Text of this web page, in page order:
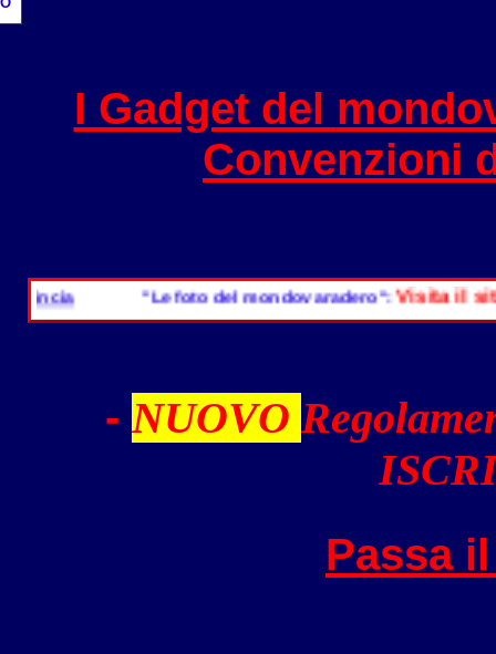
I Gadget del
Convenzioni
"Le foto del mondovaradero":Visita il sito"Il
- NUOVO
Passa